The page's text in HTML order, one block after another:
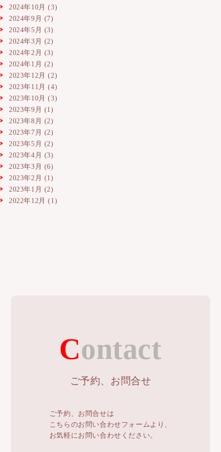
2024年10月 (3)
2024年9月 (7)
2024年5月 (3)
2024年3月 (2)
2024年2月 (3)
2024年1月 (2)
2023年12月 (2)
2023年11月 (4)
2023年10月 (3)
2023年9月 (1)
2023年8月 (2)
2023年7月 (2)
2023年5月 (2)
2023年4月 (3)
2023年3月 (6)
2023年2月 (1)
2023年1月 (2)
2022年12月 (1)
Contact
ご予約、お問合せ
ご予約、お問合せは
こちらのお問い合わせフォームより、
お気軽にお問い合わせください。